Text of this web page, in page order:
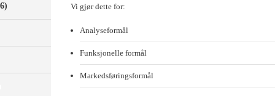
Vi gjør dette for:
Analyseformål
Funksjonelle formål
Markedsføringsformål